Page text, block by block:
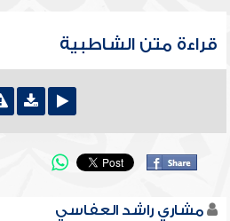
قراءة متن الشاطبية
مشاري راشد العفاسي